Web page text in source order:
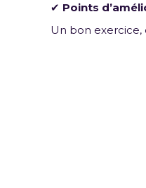
✔ Points
Un bon exercice,